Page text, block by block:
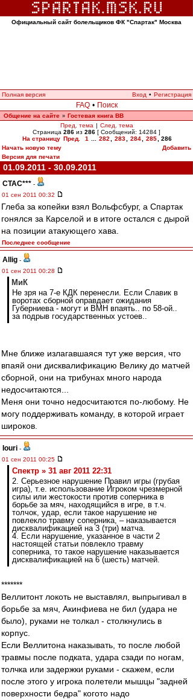
Официальный сайт болельщиков ФК "Спартак" Москва
Полная версия Вход • Регистрация
FAQ • Поиск
Общение на сайте » Гостевая книга ВВ
Пред. тема | След. тема
Страница 286 из 286 [ Сообщений: 14284 ]
На страницу Пред. 1 282 283 284 285
286
Начать новую тему
Добавить
Версия для печати
01.09.2011 - 30.09.2011
CTAC*** -
01 сен 2011 00:32
Глеба за копейки взял Вольфсбург, а Спартак
гонялся за Карселой и в итоге остался с дырой
на позиции атакующего хава.
Последнее сообщение
Allig -
01 сен 2011 00:28
МиК
Не зря на 7-е КДК перенесли. Если Славик в
воротах сборной оправдает ожидания
Губерниева - могут и ВМН впаять.. по 58-ой..
за подрыв государственных устоев..
Мне ближе излагавшаяся тут уже версия, что
впаяй они дисквалификацию Велику до матчей
сборной, они на трибунах много народа
недосчитаются...
Меня они точно недосчитаются по-любому. Не
могу поддерживать команду, в которой играет
широков.
Iouri -
01 сен 2011 00:25
Спектр » 31 авг 2011 22:31
2. Серьезное нарушение Правил игры (грубая
игра), т.е. использование Игроком чрезмерной
силы или жестокости против соперника в
борьбе за мяч, находящийся в игре, в т.ч.
толчок, удар, если такое нарушение не
повлекло травму соперника, – наказывается
дисквалификацией на 3 (три) матча.
4. Если нарушение, указанное в части 2
настоящей статьи повлекло травму
соперника, то такое нарушение наказывается
дисквалификацией на 6 (шесть) матчей.
*******
Веллитонт локоть не выставлял, выпрыгивал в
борьбе за мяч, Акинфиева не бил (удара не
было), руками не толкал - столкнулись в
корпус.
Если Веллитона наказывать, то после любой
травмы после подката, удара сзади по ногам,
толчка или задержки руками - скажем, если
после этого у игрока полетели мышцы "задней
поверхности бедра" когото надо